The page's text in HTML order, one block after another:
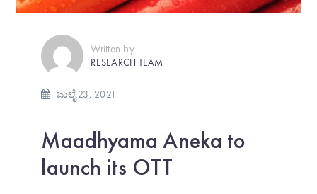
Written by
RESEARCH TEAM
ಜುಲೈ 23, 2021
Maadhyama Aneka to
launch its OTT